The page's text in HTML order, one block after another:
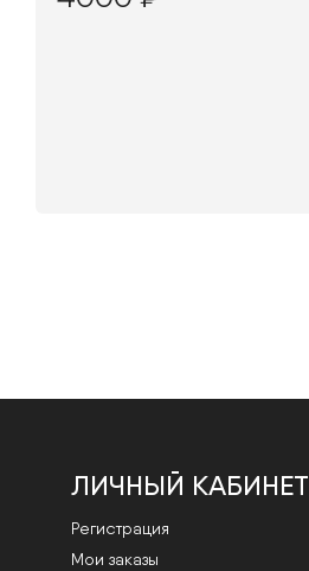
ЛИЧНЫЙ КАБИНЕТ
Регистрация
Мои заказы